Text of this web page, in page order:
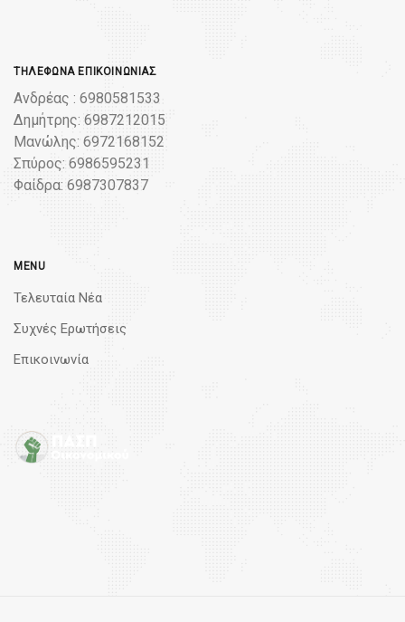
ΤΗΛΈΦΩΝΑ ΕΠΙΚΟΙΝΩΝΊΑΣ
Ανδρέας : 6980581533
Δημήτρης: 6987212015
Μανώλης: 6972168152
Σπύρος: 6986595231
Φαίδρα: 6987307837
MENU
Τελευταία Νέα
Συχνές Ερωτήσεις
Επικοινωνία